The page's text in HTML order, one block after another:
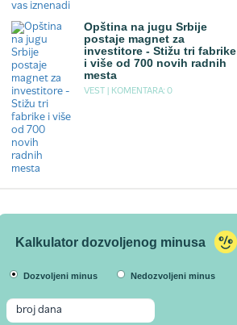
Opština na jugu Srbije
postaje magnet za
investitore - Stižu tri fabrike
i više od 700 novih radnih
mesta
VEST | KOMENTARA: 0
Kalkulator dozvoljenog minusa
Dozvoljeni minus Nedozvoljeni minus